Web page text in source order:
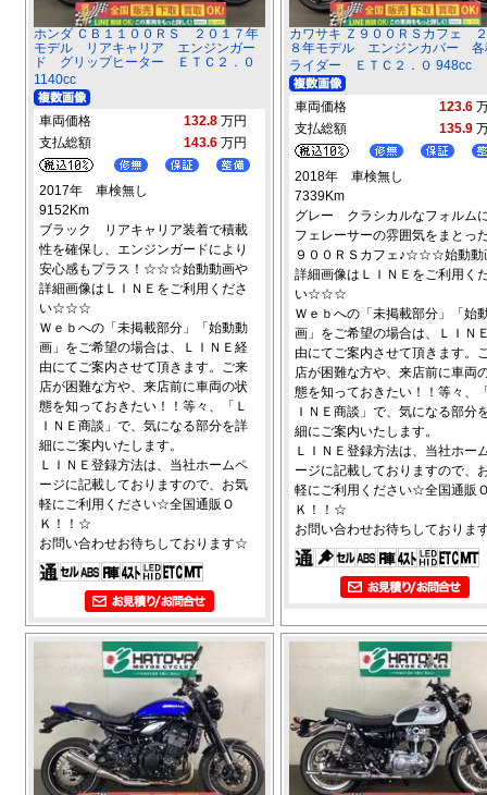
ホンダ ＣＢ１１００ＲＳ ２０１７年
モデル リアキャリア エンジンガー
ド グリップヒーター ＥＴＣ２．０
1140cc
車両価格 132.8 万円
支払総額
143.6 万円
2017年 車検無し
9152Km
ブラック リアキャリア装着で積載
性を確保し、エンジンガードにより
安心感もプラス！☆☆☆始動動画や
詳細画像はＬＩＮＥをご利用くださ
い☆☆☆
Ｗｅｂへの「未掲載部分」「始動動
画」をご希望の場合は、ＬＩＮＥ経
由にてご案内させて頂きます。ご来
店が困難な方や、来店前に車両の状
態を知っておきたい！！等々、「Ｌ
ＩＮＥ商談」で、気になる部分を詳
細にご案内いたします。
ＬＩＮＥ登録方法は、当社ホームペ
ージに記載しておりますので、お気
軽にご利用ください☆全国通販Ｏ
Ｋ！！☆
お問い合わせお待ちしております☆
カワサキ Ｚ９００ＲＳカフェ
８年モデル エンジンカバー 各
ライダー ＥＴＣ２．０ 948cc
車両価格 123.6
支払総額
135.9
2018年 車検無し
7339Km
グレー クラシカルなフォルム
フェレーサーの雰囲気をまとっ
９００ＲＳカフェ♪☆☆☆始動動
詳細画像はＬＩＮＥをご利用く
い☆☆☆
Ｗｅｂへの「未掲載部分」「始
画」をご希望の場合は、ＬＩＮ
由にてご案内させて頂きます。
店が困難な方や、来店前に車両
態を知っておきたい！！等々、
ＩＮＥ商談」で、気になる部分
細にご案内いたします。
ＬＩＮＥ登録方法は、当社ホー
ージに記載しておりますので、
軽にご利用ください☆全国通販
Ｋ！！☆
お問い合わせお待ちしておりま